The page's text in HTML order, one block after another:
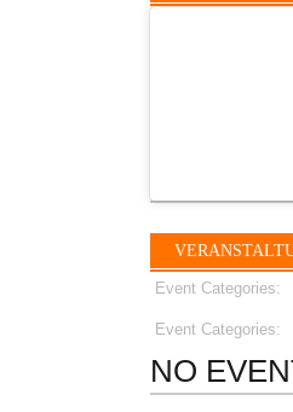
Event Categories:
Event Categories:
NO